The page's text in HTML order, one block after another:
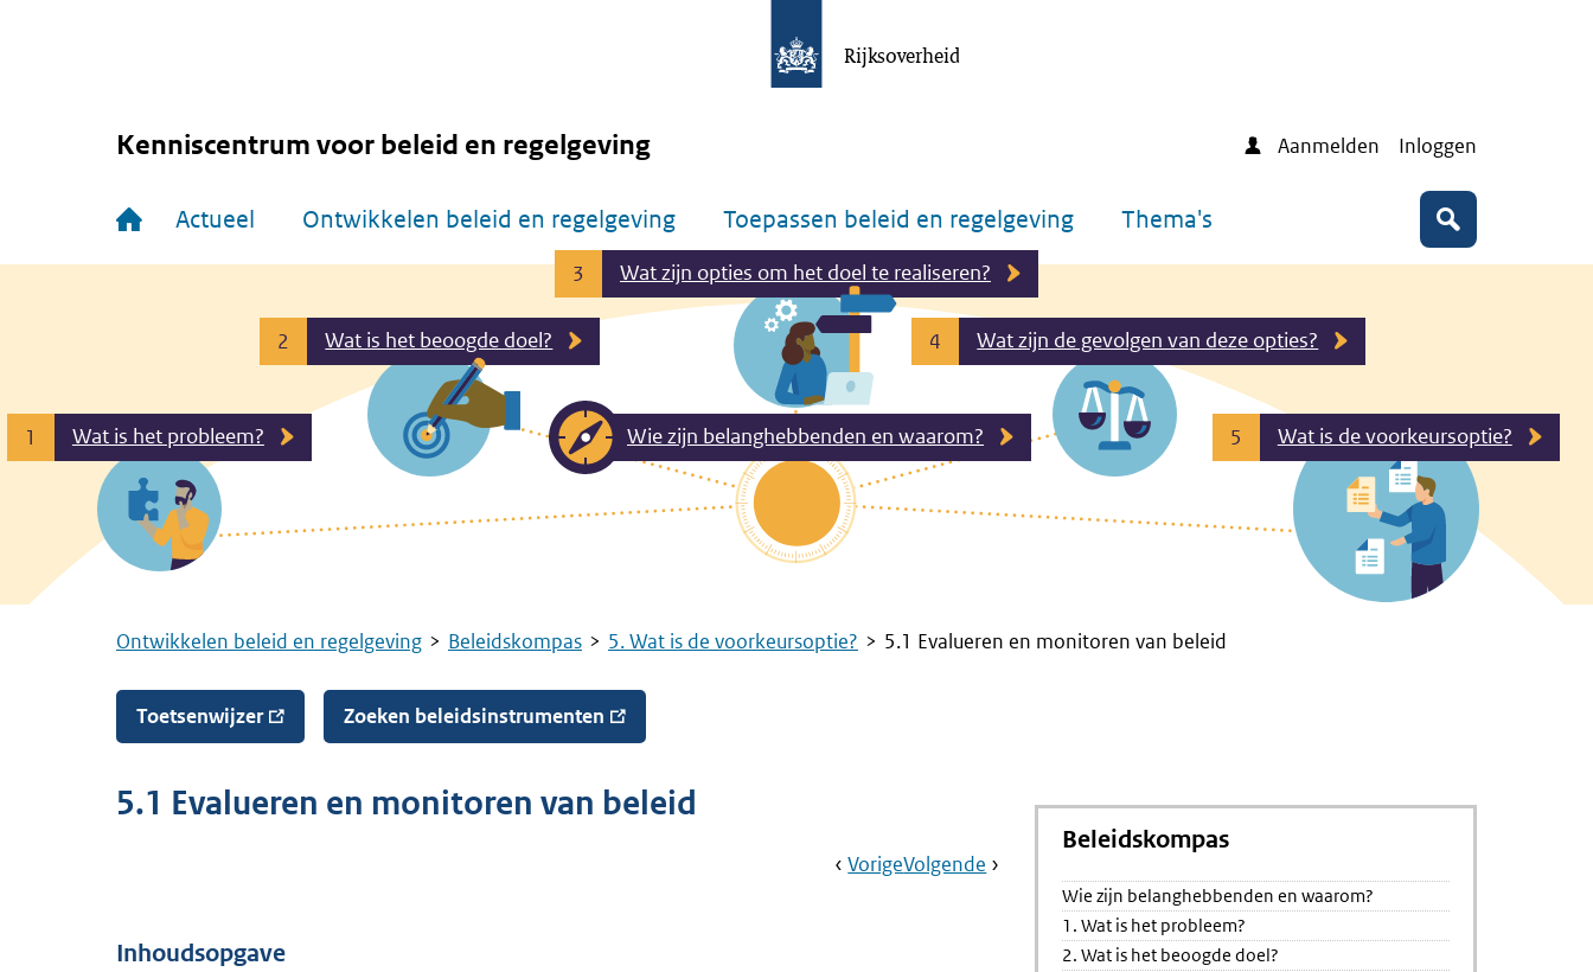
Rijksoverheid
Kenniscentrum voor beleid en regelgeving Aanmelden Inloggen
Actueel Ontwikkelen beleid en regelgeving Toepassen beleid en regelgeving Thema's Zoeken
1 Wat is het probleem?
2 Wat is het beoogde doel?
3 Wat zijn opties om het doel te realiseren?
4 Wat zijn de gevolgen van deze opties?
5 Wat is de voorkeursoptie?
Wie zijn belanghebbenden en waarom?
Kruimelpad
Ontwikkelen beleid en regelgeving Beleidskompas 5. Wat is de voorkeursoptie? 5.1 Evalueren en monitoren van beleid
Toetsenwijzer Zoeken beleidsinstrumenten
5.1 Evalueren en monitoren van beleid
Book
Ga
VorigePagina:
Ga
Volgende Pagina:
Kennisgedreven
Inhoudsopgave
Beleidskompas
Wie zijn belanghebbenden en waarom?
1. Wat is het probleem?
2. Wat is het beoogde doel?